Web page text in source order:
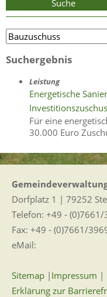
Suche
Suchergebnis
Leistung
Energetische
Für eine
30.000 Euro
Dorfplatz 1 | 79252
Telefon: +49 - (0)7661/
Fax: +49 - (0)7661/
eMail:
Sitemap | Impressum |
Erklärung zur